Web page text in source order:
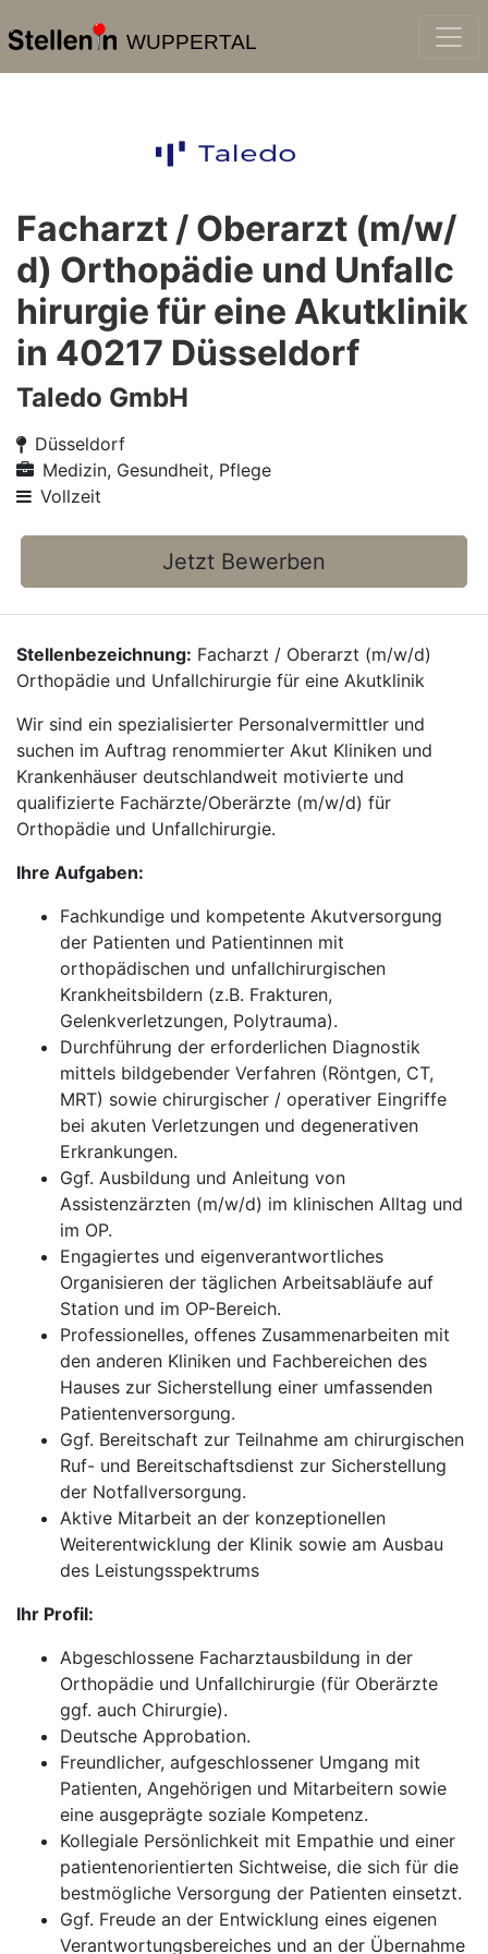
WUPPERTAL
Facharzt / Oberarzt (m/w/
d) Orthopädie und Unfallc
hirurgie für eine Akutklinik
in 40217 Düsseldorf
Taledo GmbH
Düsseldorf
Medizin, Gesundheit, Pflege
Vollzeit
Jetzt Bewerben
Stellenbezeichnung: Facharzt / Oberarzt (m/w/d)
Orthopädie und Unfallchirurgie für eine Akutklinik
Wir sind ein spezialisierter Personalvermittler und
suchen im Auftrag renommierter Akut Kliniken und
Krankenhäuser deutschlandweit motivierte und
qualifizierte Fachärzte/Oberärzte (m/w/d) für
Orthopädie und Unfallchirurgie.
Ihre Aufgaben:
Fachkundige und kompetente Akutversorgung
der Patienten und Patientinnen mit
orthopädischen und unfallchirurgischen
Krankheitsbildern (z.B. Frakturen,
Gelenkverletzungen, Polytrauma).
Durchführung der erforderlichen Diagnostik
mittels bildgebender Verfahren (Röntgen, CT,
MRT) sowie chirurgischer / operativer Eingriffe
bei akuten Verletzungen und degenerativen
Erkrankungen.
Ggf. Ausbildung und Anleitung von
Assistenzärzten (m/w/d) im klinischen Alltag und
im OP.
Engagiertes und eigenverantwortliches
Organisieren der täglichen Arbeitsabläufe auf
Station und im OP-Bereich.
Professionelles, offenes Zusammenarbeiten mit
den anderen Kliniken und Fachbereichen des
Hauses zur Sicherstellung einer umfassenden
Patientenversorgung.
Ggf. Bereitschaft zur Teilnahme am chirurgischen
Ruf- und Bereitschaftsdienst zur Sicherstellung
der Notfallversorgung.
Aktive Mitarbeit an der konzeptionellen
Weiterentwicklung der Klinik sowie am Ausbau
des Leistungsspektrums
Ihr Profil:
Abgeschlossene Facharztausbildung in der
Orthopädie und Unfallchirurgie (für Oberärzte
ggf. auch Chirurgie).
Deutsche Approbation.
Freundlicher, aufgeschlossener Umgang mit
Patienten, Angehörigen und Mitarbeitern sowie
eine ausgeprägte soziale Kompetenz.
Kollegiale Persönlichkeit mit Empathie und einer
patientenorientierten Sichtweise, die sich für die
bestmögliche Versorgung der Patienten einsetzt.
Ggf. Freude an der Entwicklung eines eigenen
Verantwortungsbereiches und an der Übernahme